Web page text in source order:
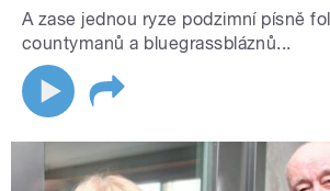
A zase jednou ryze podzimní písně
countymanů a bluegrassbláznů...